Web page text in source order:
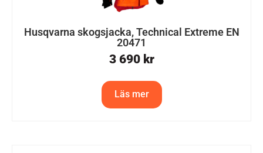
Husqvarna skogsjacka, Technical Extreme EN
20471
3 690 kr
Läs mer